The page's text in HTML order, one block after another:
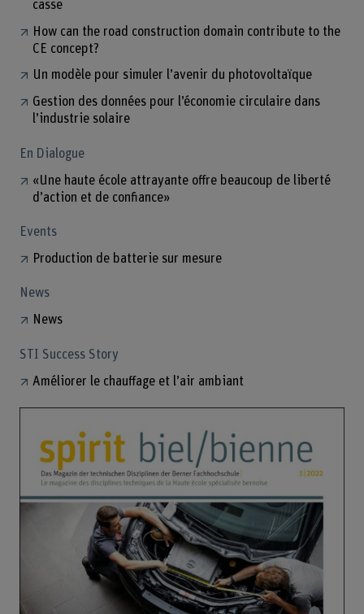
casse
How can the road construction domain contribute to the
CE concept?
Un modèle pour simuler l’avenir du photovoltaïque
Gestion des données pour l’économie circulaire dans
l’industrie solaire
En Dialogue
«Une haute école attrayante offre beaucoup de liberté
d’action et de confiance»
Events
Production de batterie sur mesure
News
News
STI Success Story
Améliorer le chauffage et l’air ambiant